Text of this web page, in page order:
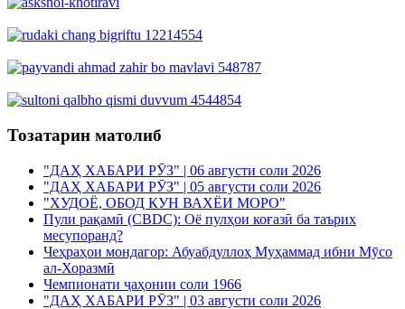
Тозатарин матолиб
"ДАҲ ХАБАРИ РӮЗ" | 06 августи соли 2026
"ДАҲ ХАБАРИ РӮЗ" | 05 августи соли 2026
"ХУДОЁ, ОБОД КУН ВАХЁИ МОРО"
Пули рақамӣ (CBDC): Оё пулҳои коғазӣ ба таърих
месупоранд?
Чеҳраҳои мондагор: Абуабдуллоҳ Муҳаммад ибни Мӯсо
ал-Хоразмӣ
Чемпионати ҷаҳонии соли 1966
"ДАҲ ХАБАРИ РӮЗ" | 03 августи соли 2026